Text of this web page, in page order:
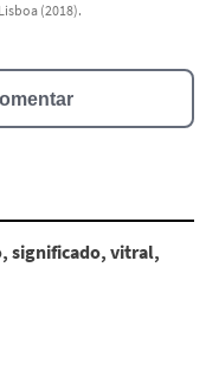
(2018).
significado, vitral,